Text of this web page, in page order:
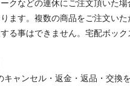
クなどの連休にご注文頂いた
ます。複数の商品をご注文い
る事はできません。宅配ボッ
ャンセル・返金・返品・交換